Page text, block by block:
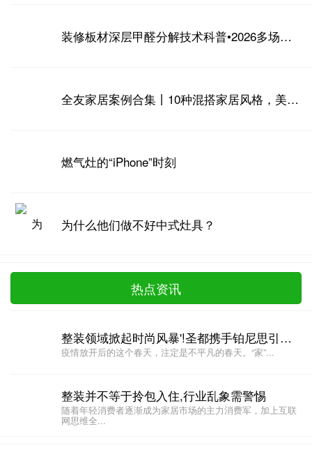
装修板材深层甲醛分解技术科普•2026多场景长效防反弹净化实操攻略
全友家居案例合集丨10种混搭家居风格，美到词穷
燃气灶的“iPhone”时刻
为什么他们做不好中式灶具？
热点资讯
整装领域掀起时尚风暴'!圣都携手铂尼思引领家居新潮流
疫情放开后的这个春天，注定是不平凡的春天。“家”...
整装并不等于拎包入住,行业乱象需警惕
随着年轻消费者逐渐成为家居市场的主力消费军，加上互联
网思维全...